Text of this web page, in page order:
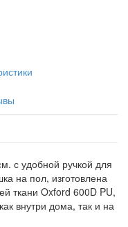
с удобной ручкой для
на пол, изготовлена
ткани Oxford 600D PU,
внутри дома, так и на